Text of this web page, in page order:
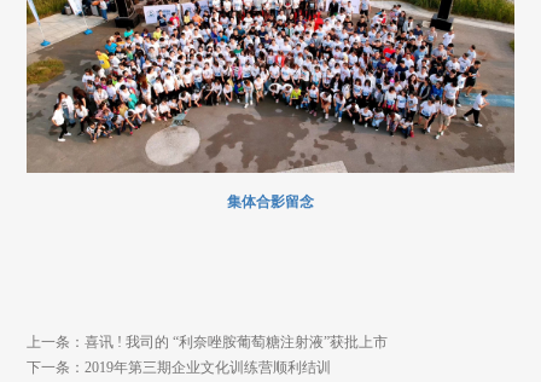
集体合影留念
上一条：喜讯 ! 我司的 “利奈唑胺葡萄糖注射液”获批上市
下一条：2019年第三期企业文化训练营顺利结训